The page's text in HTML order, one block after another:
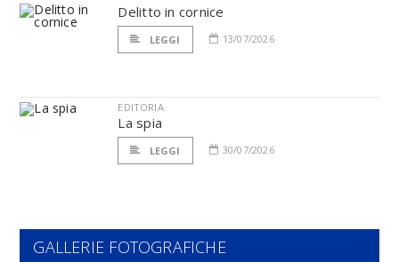
Delitto in cornice
LEGGI 13/07/2026
EDITORIA
La spia
LEGGI 30/07/2026
GALLERIE FOTOGRAFICHE